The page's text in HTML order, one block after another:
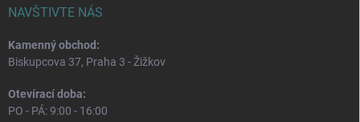
NAVŠTIVTE NÁS
Kamenný obchod:
Biskupcova 37, Praha 3 - Žižkov
Otevírací doba:
PO - PÁ: 9:00 - 16:00